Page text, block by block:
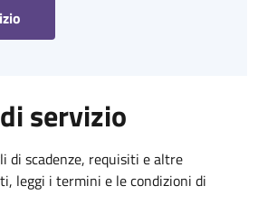
servizio
di scadenze, requisiti e altre
leggi i termini e le condizioni di